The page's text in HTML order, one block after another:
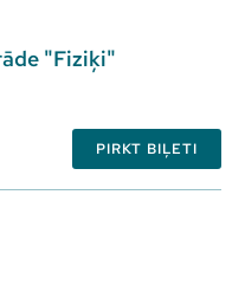
"Fiziķi"
PIRKT BIĻETI